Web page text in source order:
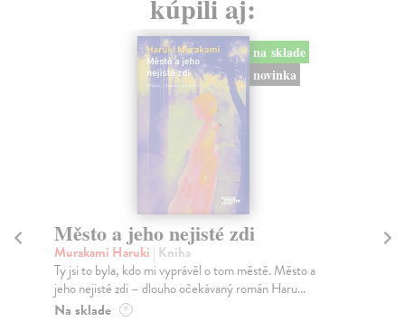
na sklade
novinka
Město a jeho nejisté zdi
Murakami Haruki | Kniha
Ty jsi to byla, kdo mi vyprávěl o tom městě. Město a
jeho nejisté zdi – dlouho očekávaný román Haru...
Na sklade ?